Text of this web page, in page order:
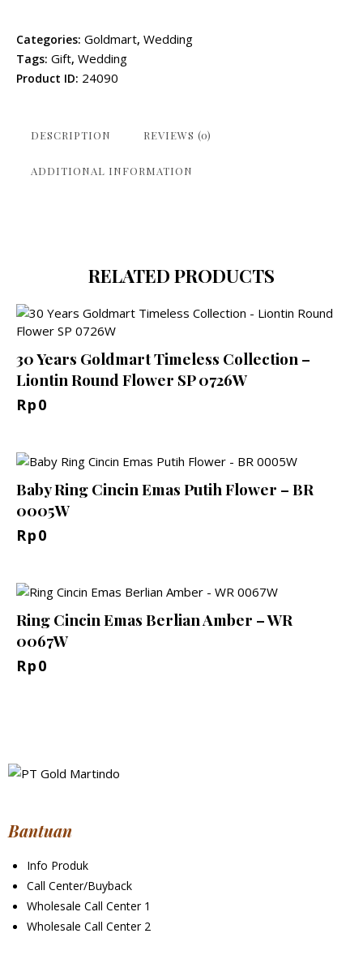
Categories: Goldmart, Wedding
Tags: Gift, Wedding
Product ID: 24090
DESCRIPTION REVIEWS (0)
ADDITIONAL INFORMATION
RELATED PRODUCTS
30 Years Goldmart Timeless Collection –
Liontin Round Flower SP 0726W
Rp0
Baby Ring Cincin Emas Putih Flower – BR
0005W
Rp0
Ring Cincin Emas Berlian Amber – WR
0067W
Rp0
Bantuan
Info Produk
Call Center/Buyback
Wholesale Call Center 1
Wholesale Call Center 2